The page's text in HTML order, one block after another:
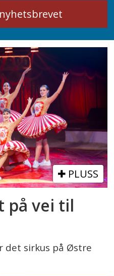
PLUSS
på vei til
det sirkus på Østre